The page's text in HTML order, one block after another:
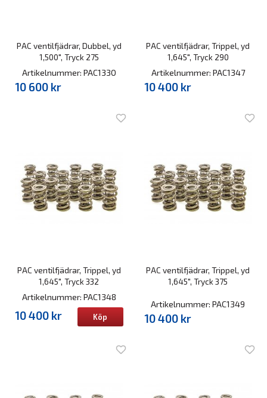
PAC ventilfjädrar, Dubbel, yd
1,500", Tryck 275
Artikelnummer: PAC1330
10 600 kr
PAC ventilfjädrar, Trippel, yd
1,645", Tryck 290
Artikelnummer: PAC1347
10 400 kr
PAC ventilfjädrar, Trippel, yd
1,645", Tryck 332
Artikelnummer: PAC1348
10 400 kr Köp
PAC ventilfjädrar, Trippel, yd
1,645", Tryck 375
Artikelnummer: PAC1349
10 400 kr